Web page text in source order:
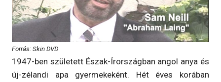
Forrás: Skin DVD
1947-ben született Észak-Írországban angol anya és
új-zélandi apa gyermekeként. Hét éves korában